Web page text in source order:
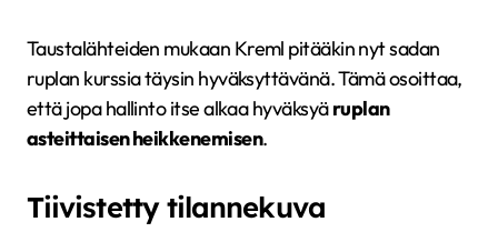
Taustalähteiden mukaan Kreml pitääkin nyt sadan
ruplan kurssia täysin hyväksyttävänä. Tämä osoittaa,
että jopa hallinto itse alkaa hyväksyäruplan
asteittaisen heikkenemisen.
Tiivistetty tilannekuva